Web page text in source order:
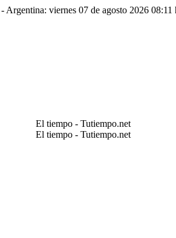
- Argentina: viernes 07 de agosto 2026 08:11
El tiempo - Tutiempo.net
El tiempo - Tutiempo.net